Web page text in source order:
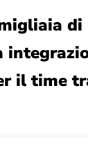
il time